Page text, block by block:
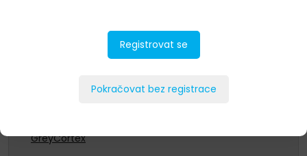
Dell Technologies
GreyCortex
Registrovat se
Pokračovat bez registrace